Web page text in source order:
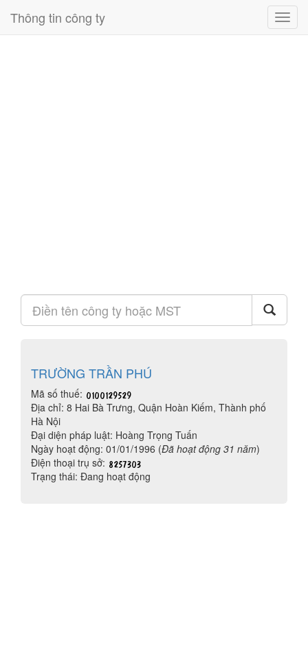
Thông tin công ty
TRƯỜNG TRẦN PHÚ
Mã số thuế:
Địa chỉ: 8 Hai Bà Trưng, Quận Hoàn Kiếm, Thành phố
Hà Nội
Đại diện pháp luật: Hoàng Trọng Tuấn
Ngày hoạt động: 01/01/1996 (Đã hoạt động 31 năm)
Điện thoại trụ sở:
Trạng thái: Đang hoạt động